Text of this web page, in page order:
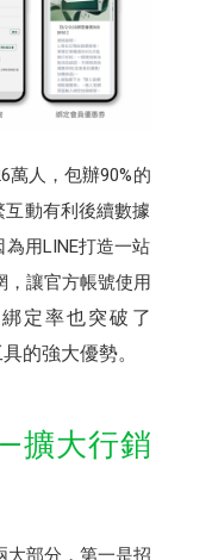
萬人，包辦90%的
互動有利後續數據
用LINE打造一站
，讓官方帳號使用
定率也突破了
的強大優勢。
擴大行銷
大部分，第一是招